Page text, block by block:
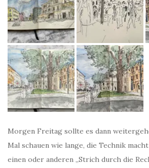
Morgen Freitag sollte es dann
Mal schauen wie lange, die Technik
einen oder anderen „Strich durch die